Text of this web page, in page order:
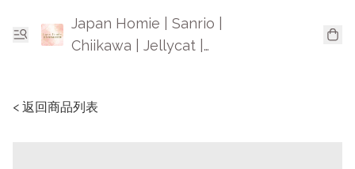
Japan Homie | Sanrio |
Chiikawa | Jellycat |
< 返回商品列表